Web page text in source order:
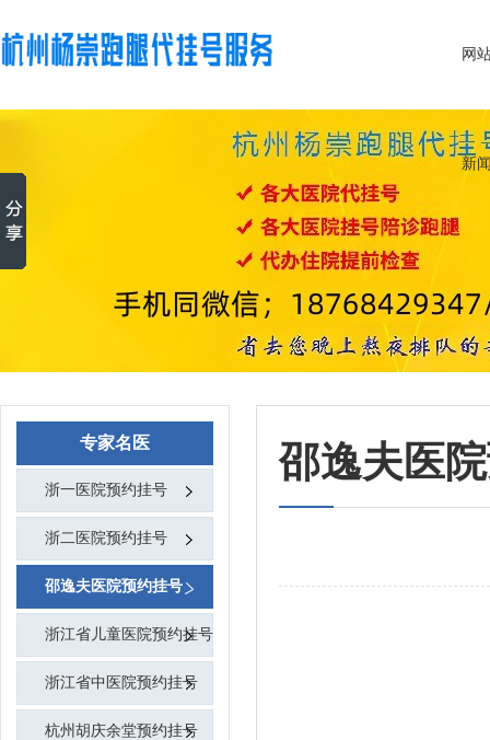
网
新
专家名医
浙一医院预约挂号
浙二医院预约挂号
邵逸夫医院预约挂号
浙江省儿童医院预约挂号
浙江省中医院预约挂号
杭州胡庆余堂预约挂号
邵逸夫医